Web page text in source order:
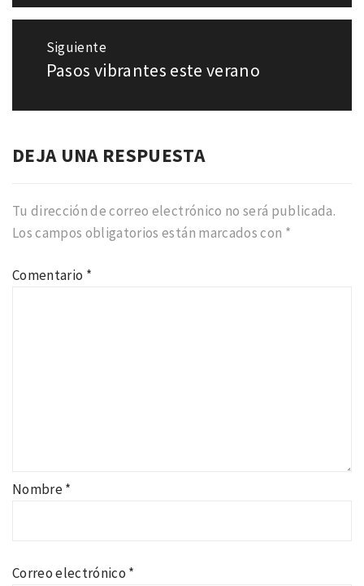
Siguiente
Entrada
Pasos vibrantes este verano
DEJA UNA RESPUESTA
Tu dirección de correo electrónico no será publicada.
Los campos obligatorios están marcados con *
Comentario *
Nombre*
Correo electrónico *